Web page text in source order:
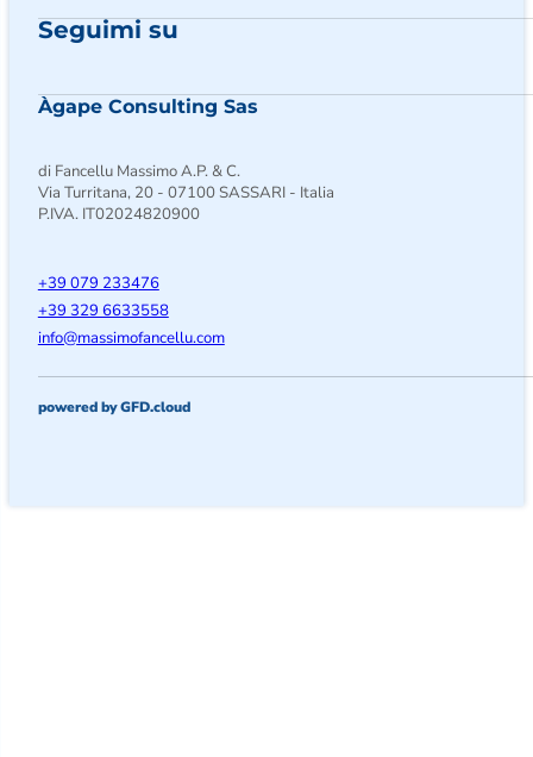
Seguimi suSeguimi su Facebook
Follow us on Instagram
Follow us on X
Àgape Consulting Sas
di Fancellu Massimo A.P. & C.
Via Turritana, 20 - 07100 SASSARI - Italia
P.IVA. IT02024820900
+39 079 233476
+39 329 6633558
moc.ullecnafomissam
@ofni
powered by GFD.cloud